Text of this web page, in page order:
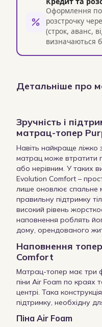
Оформлення
розстрочку
(строк, аванс,
визначаються
Детальніше про
Зручність і
матрац-топер
Навіть найкраще
матрац може втратити
або нерівним. У таких
Evolution Comfort –
лише оновлює спальне
правильну підтримку
високий рівень
наповнення роблять
дому, орендованого
Наповнення
Comfort
Матрац-топер має три
піни Air Foam по краях
центрі. Така
підтримку, необхідну
Піна Air Foam